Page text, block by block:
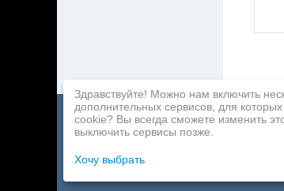
Каталог игр
Оптовикам
Оплата
Здравствуйте! Можно нам включить
дополнительных сервисов, для
cookie? Вы всегда сможете изменить
выключить сервисы позже.
Хочу выбрать